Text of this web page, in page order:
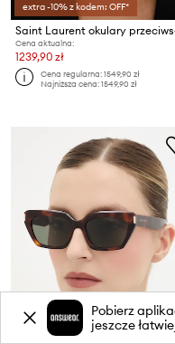
extra -10% z kodem: OFF*
Cena aktualna:
1239,90 zł
Cena regularna:1549,90 zł
Najniższa cena:1549,90 zł
Pobierz
jeszcze